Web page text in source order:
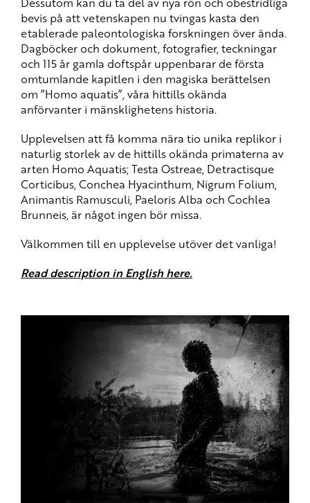
bevis på att vetenskapen nu tvingas kasta den
etablerade paleontologiska forskningen över ända.
Dagböcker och dokument, fotografier, teckningar
och 115 år gamla doftspår uppenbarar de första
omtumlande kapitlen i den magiska berättelsen
om ”Homo aquatis”, våra hittills okända
anförvanter i mänsklighetens historia.
Upplevelsen att få komma nära tio unika replikor i
naturlig storlek av de hittills okända primaterna av
arten Homo Aquatis; Testa Ostreae, Detractisque
Corticibus, Conchea Hyacinthum, Nigrum Folium,
Animantis Ramusculi, Paeloris Alba och Cochlea
Brunneis, är något ingen bör missa.
Välkommen till en upplevelse utöver det vanliga!
Read description in English here.